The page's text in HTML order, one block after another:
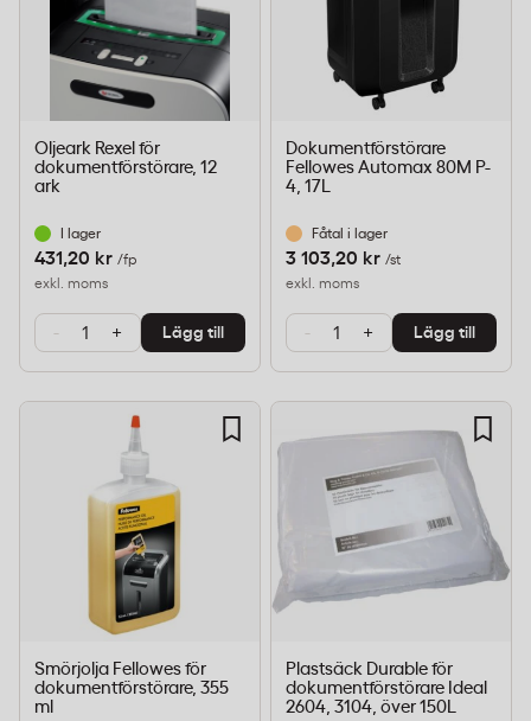
Oljeark Rexel för
dokumentförstörare, 12
ark
I lager
431,20 kr /fp
exkl. moms
- + Lägg till
Dokumentförstörare
Fellowes Automax 80M P-
4, 17L
Fåtal i lager
3 103,20 kr /st
exkl. moms
- + Lägg till
Smörjolja Fellowes för
dokumentförstörare, 355
ml
Plastsäck Durable för
dokumentförstörare Ideal
2604, 3104, över 150L